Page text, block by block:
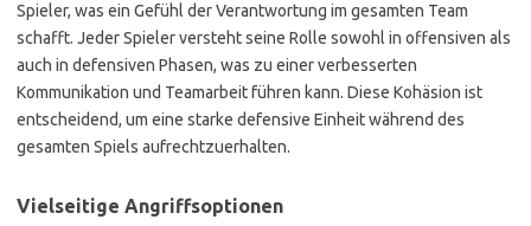
Spieler, was ein Gefühl der Verantwortung im gesamten Team
schafft. Jeder Spieler versteht seine Rolle sowohl in offensiven als
auch in defensiven Phasen, was zu einer verbesserten
Kommunikation und Teamarbeit führen kann. Diese Kohäsion ist
entscheidend, um eine starke defensive Einheit während des
gesamten Spiels aufrechtzuerhalten.
Vielseitige Angriffsoptionen